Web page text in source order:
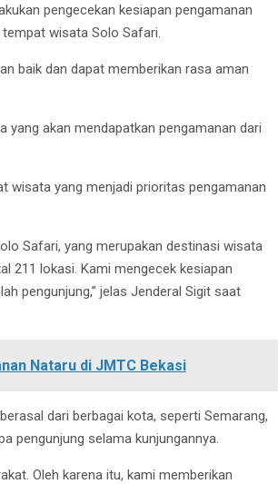
pengecekan kesiapan pengamanan
wisata Solo Safari.
baik dan dapat memberikan rasa aman
yang akan mendapatkan pengamanan dari
wisata yang menjadi prioritas pengamanan
Safari, yang merupakan destinasi wisata
211 lokasi. Kami mengecek kesiapan
pengunjung,” jelas Jenderal Sigit saat
Nataru di JMTC Bekasi
dari berbagai kota, seperti Semarang,
pengunjung selama kunjungannya.
Oleh karena itu, kami memberikan